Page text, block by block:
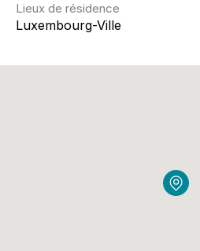
Lieux de résidence
Luxembourg-Ville